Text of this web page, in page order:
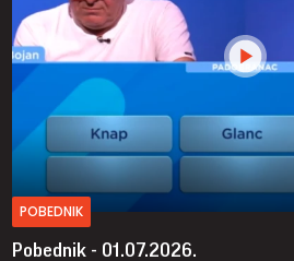
POBEDNIK
Pobednik - 01.07.2026.